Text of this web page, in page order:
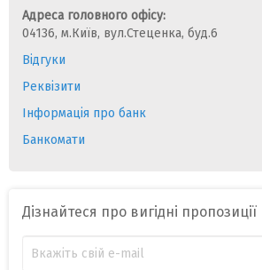
Адреса головного офісу:
04136, м.Київ, вул.Стеценка, буд.6
Відгуки
Реквізити
Інформація про банк
Банкомати
Дізнайтеся про вигідні пропозиції